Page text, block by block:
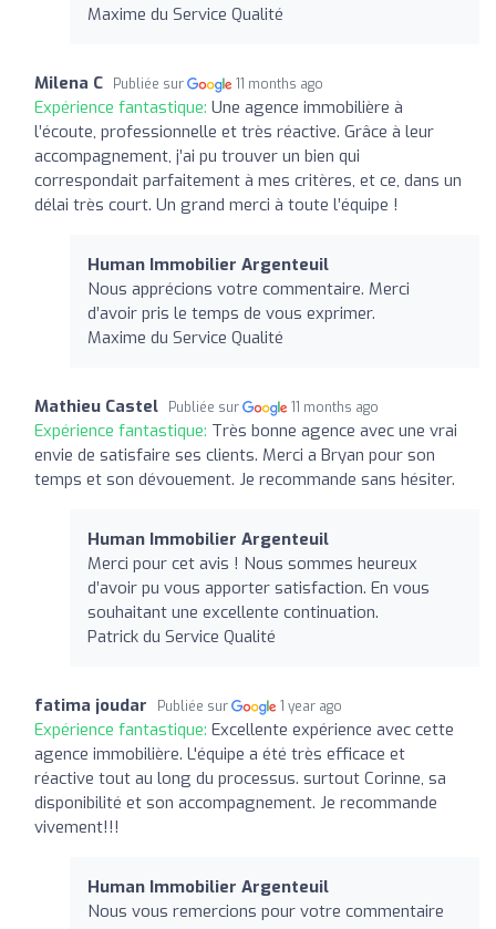
Maxime du Service Qualité
Milena C Publiée sur 11 months ago
Expérience fantastique: Une agence immobilière à
l’écoute, professionnelle et très réactive. Grâce à leur
accompagnement, j’ai pu trouver un bien qui
correspondait parfaitement à mes critères, et ce, dans un
délai très court. Un grand merci à toute l’équipe !
Human Immobilier Argenteuil
Nous apprécions votre commentaire. Merci
d’avoir pris le temps de vous exprimer.
Maxime du Service Qualité
Mathieu Castel Publiée sur 11 months ago
Expérience fantastique: Très bonne agence avec une vrai
envie de satisfaire ses clients. Merci a Bryan pour son
temps et son dévouement. Je recommande sans hésiter.
Human Immobilier Argenteuil
Merci pour cet avis ! Nous sommes heureux
d’avoir pu vous apporter satisfaction. En vous
souhaitant une excellente continuation.
Patrick du Service Qualité
fatima joudar Publiée sur 1 year ago
Expérience fantastique: Excellente expérience avec cette
agence immobilière. L'équipe a été très efficace et
réactive tout au long du processus. surtout Corinne, sa
disponibilité et son accompagnement. Je recommande
vivement!!!
Human Immobilier Argenteuil
Nous vous remercions pour votre commentaire